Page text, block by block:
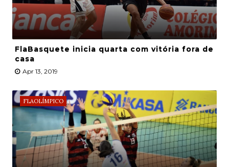
FlaBasquete inicia quarta com vitória fora de
casa
Apr 13, 2019
FLAOLÍMPICO